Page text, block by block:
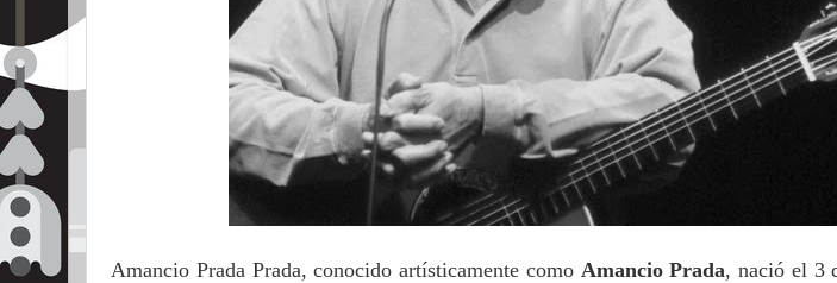
Amancio Prada Prada, conocido artísticamente como Amancio Prada, nació el 3